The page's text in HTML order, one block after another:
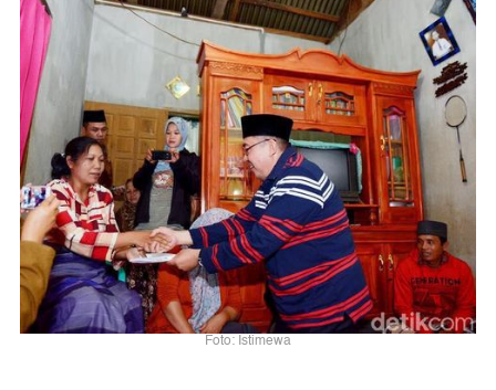
Foto: Istimewa